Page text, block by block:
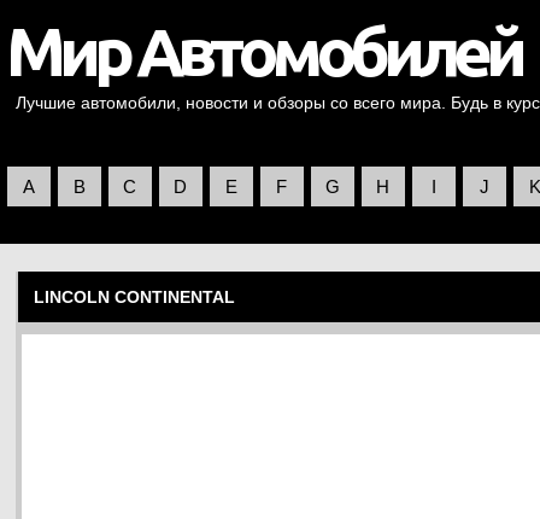
Лучшие автомобили, новости и обзоры со всего мира. Будь в
A B C D E F G H I J K
LINCOLN CONTINENTAL